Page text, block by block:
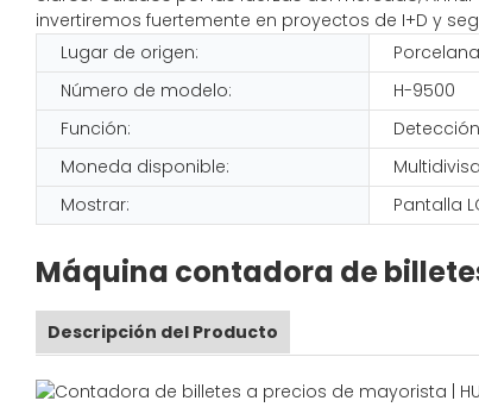
invertiremos fuertemente en proyectos de I+D y
Lugar de origen:
Porcelana
Número de modelo:
H-9500
Función:
Moneda disponible:
Multidivisa
Mostrar:
Pantalla
Máquina contadora de
Descripción del Producto